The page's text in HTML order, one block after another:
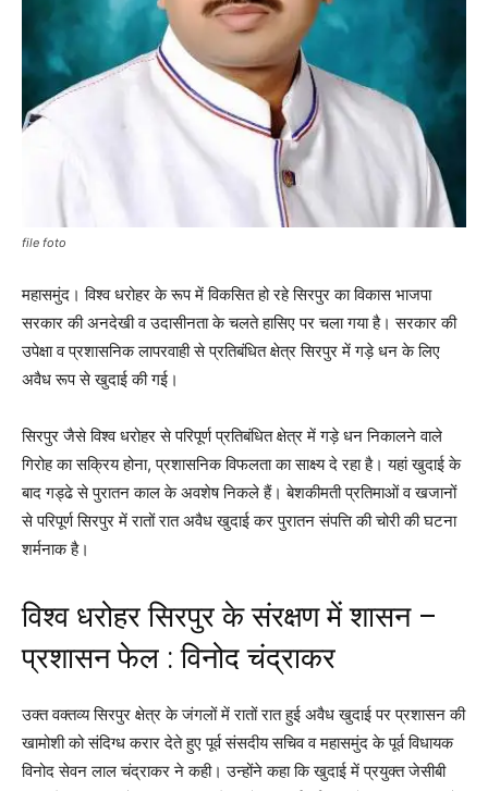
file foto
महासमुंद। विश्व धरोहर के रूप में विकसित हो रहे सिरपुर का विकास भाजपा
सरकार की अनदेखी व उदासीनता के चलते हासिए पर चला गया है। सरकार की
उपेक्षा व प्रशासनिक लापरवाही से प्रतिबंधित क्षेत्र सिरपुर में गड़े धन के लिए
अवैध रूप से खुदाई की गई।
सिरपुर जैसे विश्व धरोहर से परिपूर्ण प्रतिबंधित क्षेत्र में गड़े धन निकालने वाले
गिरोह का सक्रिय होना, प्रशासनिक विफलता का साक्ष्य दे रहा है। यहां खुदाई के
बाद गड्ढे से पुरातन काल के अवशेष निकले हैं। बेशकीमती प्रतिमाओं व खजानों
से परिपूर्ण सिरपुर में रातों रात अवैध खुदाई कर पुरातन संपत्ति की चोरी की घटना
शर्मनाक है।
विश्व धरोहर सिरपुर के संरक्षण में शासन –
प्रशासन फेल : विनोद चंद्राकर
उक्त वक्तव्य सिरपुर क्षेत्र के जंगलों में रातों रात हुई अवैध खुदाई पर प्रशासन की
खामोशी को संदिग्ध करार देते हुए पूर्व संसदीय सचिव व महासमुंद के पूर्व विधायक
विनोद सेवन लाल चंद्राकर ने कही। उन्होंने कहा कि खुदाई में प्रयुक्त जेसीबी